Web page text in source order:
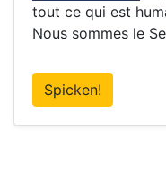
tout ce qui est
Nous sommes le
Spicken!